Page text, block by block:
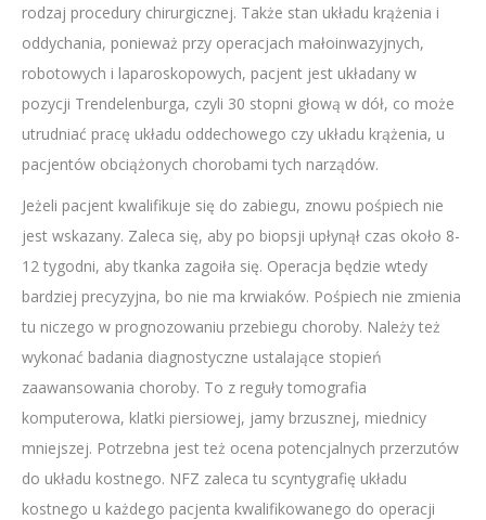
rodzaj procedury chirurgicznej. Także stan układu krążenia i
oddychania, ponieważ przy operacjach małoinwazyjnych,
robotowych i laparoskopowych, pacjent jest układany w
pozycji Trendelenburga, czyli 30 stopni głową w dół, co może
utrudniać pracę układu oddechowego czy układu krążenia, u
pacjentów obciążonych chorobami tych narządów.
Jeżeli pacjent kwalifikuje się do zabiegu, znowu pośpiech nie
jest wskazany. Zaleca się, aby po biopsji upłynął czas około 8-
12 tygodni, aby tkanka zagoiła się. Operacja będzie wtedy
bardziej precyzyjna, bo nie ma krwiaków. Pośpiech nie zmienia
tu niczego w prognozowaniu przebiegu choroby. Należy też
wykonać badania diagnostyczne ustalające stopień
zaawansowania choroby. To z reguły tomografia
komputerowa, klatki piersiowej, jamy brzusznej, miednicy
mniejszej. Potrzebna jest też ocena potencjalnych przerzutów
do układu kostnego. NFZ zaleca tu scyntygrafię układu
kostnego u każdego pacjenta kwalifikowanego do operacji